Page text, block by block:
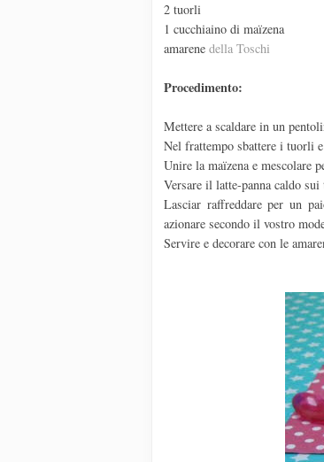
2 tuorli
1 cucchiaino di maïzena
amarene della Toschi
Procedimento:
Mettere a scaldare in un
Nel frattempo sbattere i tuorli
Unire la maïzena e mescolare
Versare il latte-panna caldo
Lasciar raffreddare per un
azionare secondo il vostro
Servire e decorare con le